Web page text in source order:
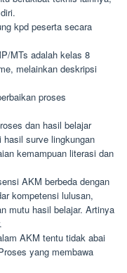
kpd peserta secara
MTs adalah kelas 8
melainkan deskripsi
proses
dan hasil belajar
surve lingkungan
kemampuan literasi dan
AKM berbeda dengan
kompetensi lulusan,
mutu hasil belajar. Artinya
AKM tentu tidak abai
yang membawa